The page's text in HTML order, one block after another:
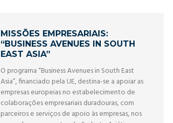
MISSÕES EMPRESARIAIS:
“BUSINESS AVENUES IN SOUTH
EAST ASIA”
O programa “Business Avenues in South East
Asia”, financiado pela UE, destina-se a apoiar as
empresas europeias no estabelecimento de
colaborações empresariais duradouras, com
parceiros e serviços de apoio às empresas, nos